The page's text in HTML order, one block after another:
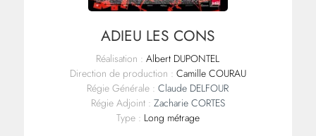
ADIEU LES CONS
Réalisation : Albert DUPONTEL
Direction de production : Camille COURAU
Régie Générale : Claude DELFOUR
Régie Adjoint : Zacharie CORTES
Type : Long métrage